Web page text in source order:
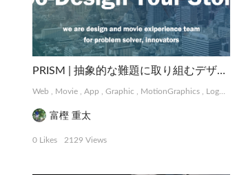
Package, Book,Photograph
PRISM | 抽象的な難題に取り組むデザインコレクティブ
Web Movie ,App ,Graphic MotionGraphics Logo, Card
富樫 重太
0 Likes 2129 Views